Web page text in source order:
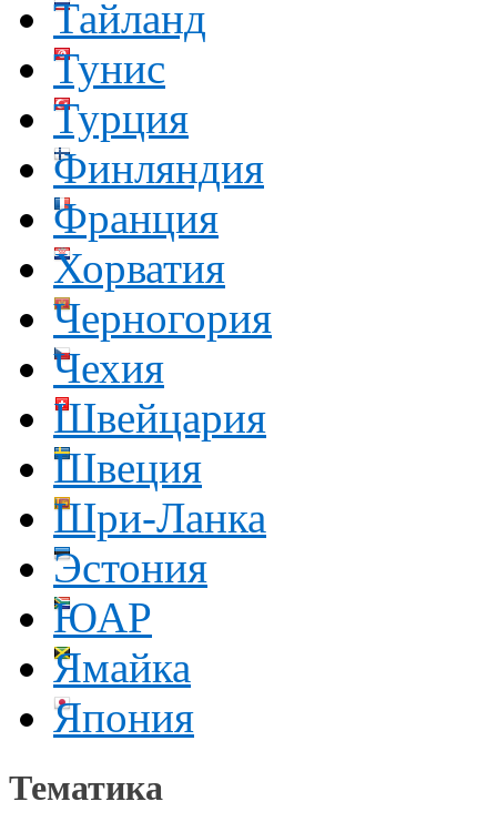
Тайланд
Тунис
Турция
Финляндия
Франция
Хорватия
Черногория
Чехия
Швейцария
Швеция
Шри-Ланка
Эстония
ЮАР
Ямайка
Япония
Тематика